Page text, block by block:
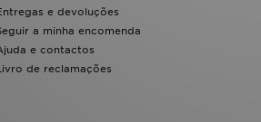
e devoluções
a minha encomenda
e contactos
de reclamações